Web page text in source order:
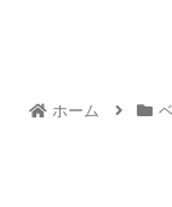
ホーム